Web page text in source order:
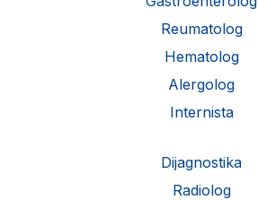
Reumatolog
Hematolog
Alergolog
Internista
Dijagnostika
Radiolog